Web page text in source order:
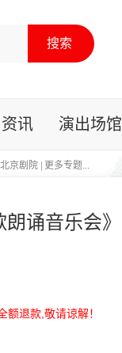
讯 演出场馆
北京剧院 更多专题...
诵音乐会》
退款,敬请谅解！